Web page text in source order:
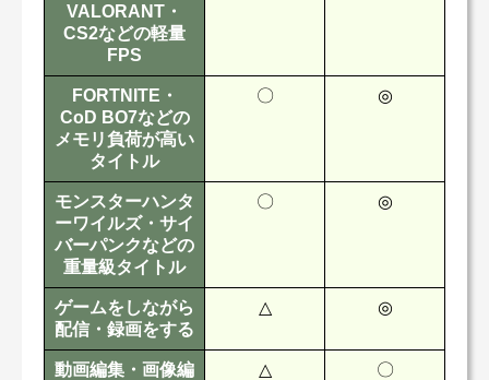
VALORANT・
CS2などの軽量
FPS
FORTNITE・
CoD BO7などの
メモリ負荷が高い
タイトル
〇 ◎
モンスターハンタ
ーワイルズ・サイ
バーパンクなどの
重量級タイトル
〇 ◎
ゲームをしながら
配信・録画をする
△ ◎
動画編集・画像編
△ 〇